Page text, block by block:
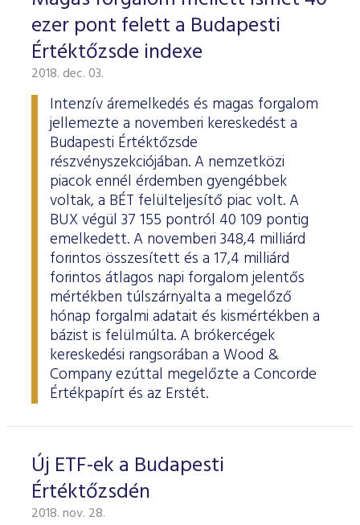
ESG Útmutató
ezer pont felett a Budapesti
Értéktőzsde indexe
2018. dec. 03.
Intenzív áremelkedés és magas forgalom
jellemezte a novemberi kereskedést a
Budapesti Értéktőzsde
részvényszekciójában. A nemzetközi
piacok ennél érdemben gyengébbek
voltak, a BÉT felülteljesítő piac volt. A
BUX végül 37 155 pontról 40 109 pontig
emelkedett. A novemberi 348,4 milliárd
forintos összesített és a 17,4 milliárd
forintos átlagos napi forgalom jelentős
mértékben túlszárnyalta a megelőző
hónap forgalmi adatait és kismértékben a
bázist is felülmúlta. A brókercégek
kereskedési rangsorában a Wood &
Company ezúttal megelőzte a Concorde
Értékpapírt és az Erstét.
Új ETF-ek a Budapesti
Értéktőzsdén
2018. nov. 28.